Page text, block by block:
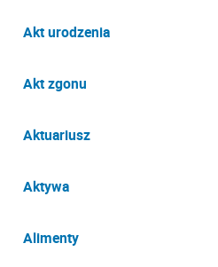
Akt urodzenia
Akt zgonu
Aktuariusz
Aktywa
Alimenty